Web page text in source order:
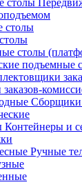
столы
столы
подъемные
Сборщики
Контейнеры и
Ручные